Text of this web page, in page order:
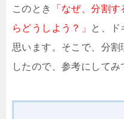
このとき
「なぜ、分割
らどうしよう？」
と、ド
思います。そこで、分割
したので、参考にしてみ